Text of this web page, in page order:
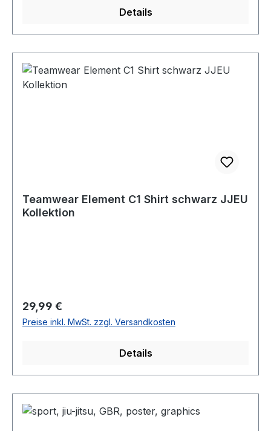
Details
Teamwear Element C1 Shirt schwarz JJEU
Kollektion
Regulärer Preis:
29,99 €
Preise inkl. MwSt. zzgl. Versandkosten
Details